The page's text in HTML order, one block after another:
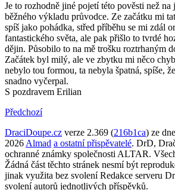
Je to rozhodně jiné pojetí této pověsti než
běžného výkladu průvodce. Ze začátku mi
spíš jako pohádka, střed příběhu se mi zdál
fantastického světa, ale pak přišlo to tvrdé
dějin. Působilo to na mě trošku roztrhaným
Začátek byl milý, ale ve zbytku mi něco
nebylo tou formou, ta nebyla špatná, spíše,
snadno vyčerpal.
S pozdravem Erilian
Předchozí
DraciDoupe.cz verze 2.369 (216b1ca) ze
2026 Almad a ostatní přispěvatelé. DrD,
ochranné známky společnosti ALTAR.
Žádná část těchto stránek nesmí být
jinak využita bez svolení Redakce serveru
svolení autorů jednotlivých příspěvků.